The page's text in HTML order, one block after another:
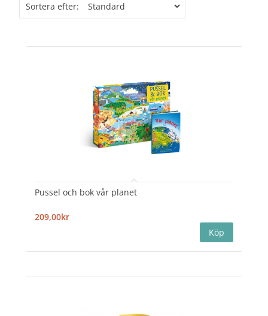
Sortera efter:
Pussel och bok vår planet
209,00kr